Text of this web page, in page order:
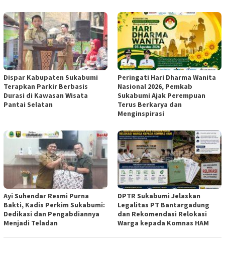
Dispar Kabupaten Sukabumi
Terapkan Parkir Berbasis
Durasi di Kawasan Wisata
Pantai Selatan
Peringati Hari Dharma Wanita
Nasional 2026, Pemkab
Sukabumi Ajak Perempuan
Terus Berkarya dan
Menginspirasi
Ayi Suhendar Resmi Purna
Bakti, Kadis Perkim Sukabumi:
Dedikasi dan Pengabdiannya
Menjadi Teladan
DPTR Sukabumi Jelaskan
Legalitas PT Bantargadung
dan Rekomendasi Relokasi
Warga kepada Komnas HAM